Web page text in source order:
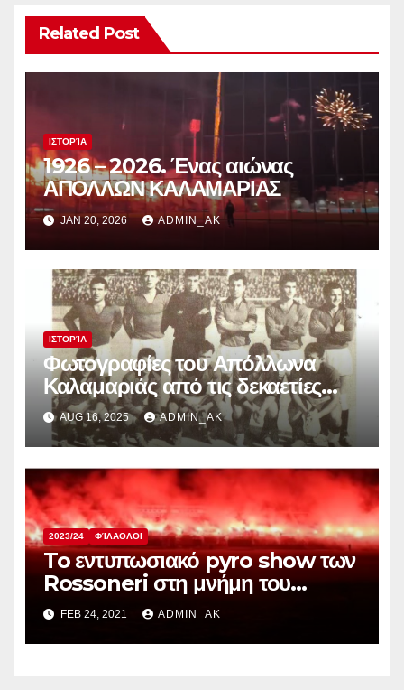
Related Post
ΙΣΤΟΡΊΑ
1926 – 2026. Ένας αιώνας
ΑΠΟΛΛΩΝ ΚΑΛΑΜΑΡΙΑΣ
JAN 20, 2026 ADMIN_AK
ΙΣΤΟΡΊΑ
Φωτογραφίες του Απόλλωνα
Καλαμαριάς από τις δεκαετίες
1950, 60 και 70
AUG 16, 2025 ADMIN_AK
2023/24 ΦΊΛΑΘΛΟΙ
To εντυπωσιακό pyro show των
Rossoneri στη μνήμη του
Κούτζο
FEB 24, 2021 ADMIN_AK